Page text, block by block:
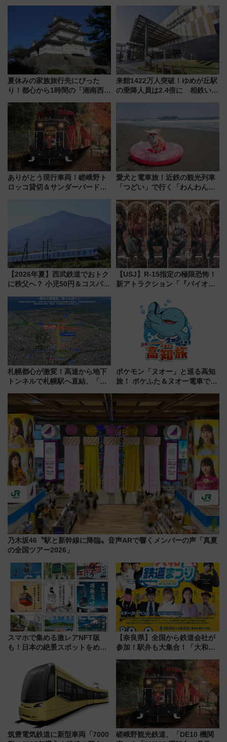
夏休みの家族旅行先にぴった
り！都心から1時間の「湘南西エ
島とは異なる魅力を持つ今夏の
注目スポット
来館1422万人突破！ゆめが丘駅
の乗降人員は2.4倍に 相鉄いず
ありがとう現行車両！嵯峨野ト
ロッコ貸切＆サンダーバードレ
ツアー」開催
愛犬と電車旅！近鉄の観光列車
「つどい」で行く「わんわん列
める日帰りツアー
【2026年夏】西武鉄道でおトク
に秩父へ？ 小児50円＆コスパ最
族旅行！ 深夜の正丸トンネル探
検や特急ラビューも
【USJ】R-15指定の極限恐怖！
新アトラクション「『バイオハ
ブ」今秋登場 ―予測不能の恐
怖に泣き叫べ―
札幌都心が激変！高速から地下
トンネルで札幌駅へ直結、「創
から本格着工、延長4.8km整備
事業の全貌
ポケモン「ヌオー」と巡る高知
旅！ ポケふた＆ヌオー電車で楽
路の絶景と絶品グルメを満喫！
（7月18日スタート）
乃木坂46〝駅と新幹線に降臨〟音声ARで響くメンバーの声「真夏
の全国ツアー2026」
スマホで集める激レアNFT版
も！日本の絶景スポットをめぐ
ん)」企画がスタート
【奈良県】全国から鉄道会社が
参加！駅弁も大集合！「大和鉄
に開催決定
筑豊電気鉄道に新型車両「7000
嵯峨野観光鉄道、「DE10 機関